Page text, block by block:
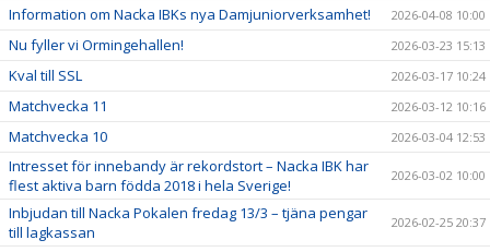
Information om Nacka IBKs nya Damjuniorverksamhet! 2026-04-08 10:00
Nu fyller vi Ormingehallen! 2026-03-23 15:13
Kval till SSL 2026-03-17 10:24
Matchvecka 11 2026-03-12 10:16
Matchvecka 10 2026-03-04 12:53
Intresset för innebandy är rekordstort – Nacka IBK har
flest aktiva barn födda 2018 i hela Sverige!
2026-03-02 10:00
Inbjudan till Nacka Pokalen fredag 13/3 – tjäna pengar
till lagkassan
2026-02-25 20:37